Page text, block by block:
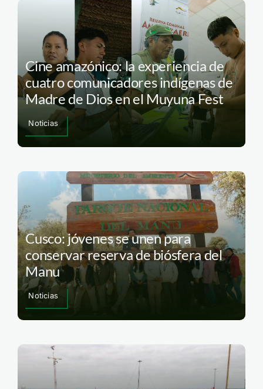
Cine amazónico: la experiencia de
cuatro comunicadores indígenas de
Madre de Dios en el Muyuna Fest
Noticias
Cusco: jóvenes se unen para
conservar reserva de biósfera del
Manu
Noticias